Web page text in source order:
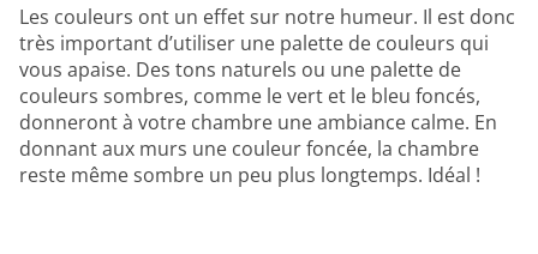
Les couleurs ont un effet sur notre humeur. Il est donc
très important d’utiliser une palette de couleurs qui
vous apaise. Des tons naturels ou une palette de
couleurs sombres, comme le vert et le bleu foncés,
donneront à votre chambre une ambiance calme. En
donnant aux murs une couleur foncée, la chambre
reste même sombre un peu plus longtemps. Idéal !